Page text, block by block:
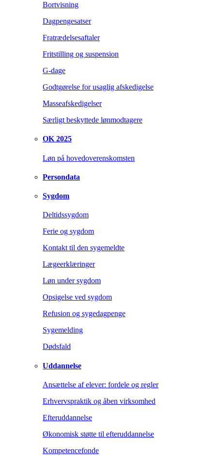
Bortvisning
Dagpengesatser
Fratrædelsesaftaler
Fritstilling og suspension
G-dage
Godtgørelse for usaglig afskedigelse
Masseafskedigelser
Særligt beskyttede lønmodtagere
OK 2025
Løn på hovedoverenskomsten
Persondata
Sygdom
Deltidssygdom
Ferie og sygdom
Kontakt til den sygemeldte
Lægeerklæringer
Løn under sygdom
Opsigelse ved sygdom
Refusion og sygedagpenge
Sygemelding
Dødsfald
Uddannelse
Ansættelse af elever: fordele og regler
Erhvervspraktik og åben virksomhed
Efteruddannelse
Økonomisk støtte til efteruddannelse
Kompetencefonde